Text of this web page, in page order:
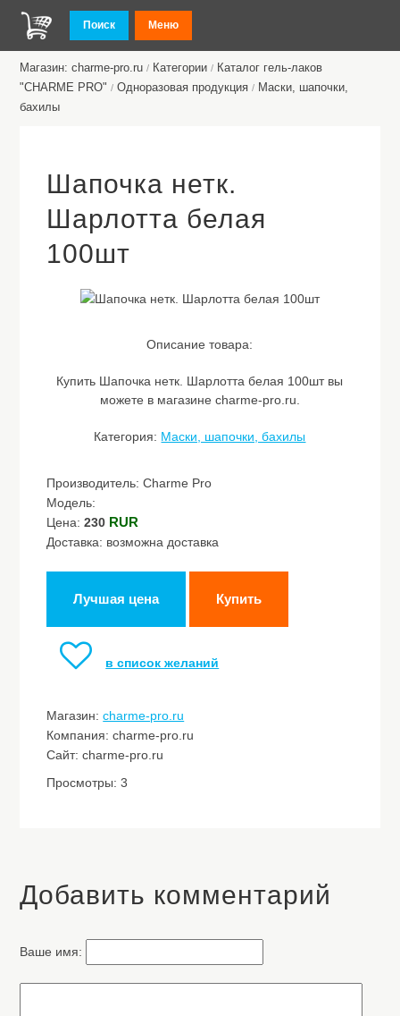
Поиск Меню
Магазин: charme-pro.ru / Категории / Каталог гель-лаков
"CHARME PRO" / Одноразовая продукция / Маски, шапочки,
бахилы
Шапочка нетк.
Шарлотта белая
100шт
Описание товара:
Купить Шапочка нетк. Шарлотта белая 100шт вы
можете в магазине charme-pro.ru.
Категория: Маски, шапочки, бахилы
Производитель: Charme Pro
Модель:
Цена:230 RUR
Доставка: возможна доставка
Лучшая цена Купить
в список желаний
Магазин:charme-pro.ru
Компания: charme-pro.ru
Сайт: charme-pro.ru
Просмотры: 3
Добавить комментарий
Ваше имя: